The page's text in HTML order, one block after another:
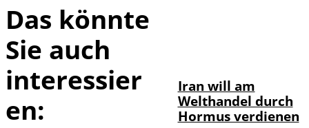
Das könnte
Sie auch
interessier
en:
Iran will am
Welthandel durch
Hormus verdienen